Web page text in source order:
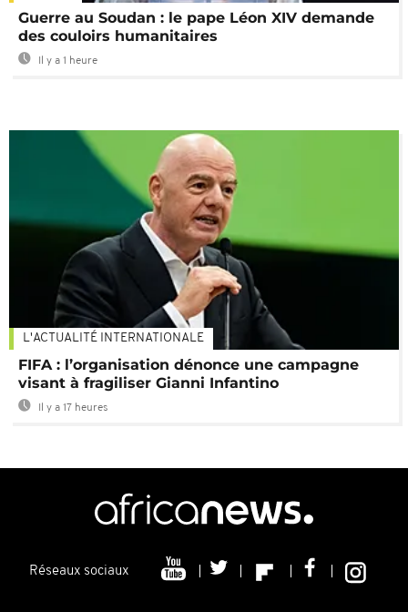
Guerre au Soudan : le pape Léon XIV demande
des couloirs humanitaires
Il y a 1 heure
L'ACTUALITÉ INTERNATIONALE
FIFA : l’organisation dénonce une campagne
visant à fragiliser Gianni Infantino
Il y a 17 heures
Réseaux sociaux